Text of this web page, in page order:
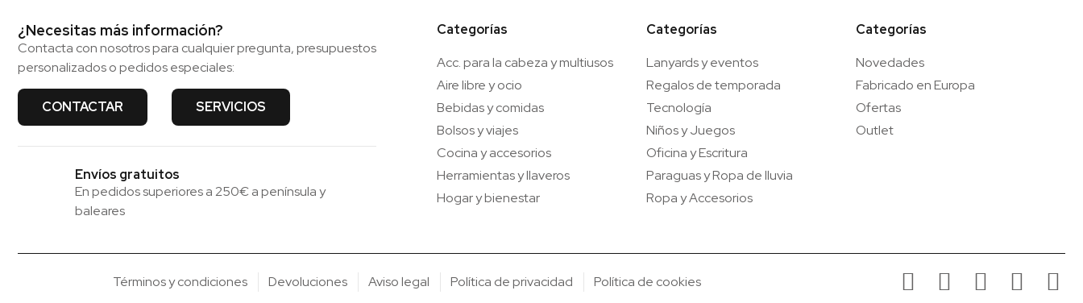
¿Necesitas más información?
Contacta con nosotros para cualquier pregunta, presupuestos
personalizados o pedidos especiales:
CONTACTAR SERVICIOS
Envíos gratuitos
En pedidos superiores a 250€ a península y
baleares
Categorías
Acc. para la cabeza y multiusos
Aire libre y ocio
Bebidas y comidas
Bolsos y viajes
Cocina y accesorios
Herramientas y llaveros
Hogar y bienestar
Categorías
Lanyards y eventos
Regalos de temporada
Tecnología
Niños y Juegos
Oficina y Escritura
Paraguas y Ropa de lluvia
Ropa y Accesorios
Categorías
Novedades
Fabricado en Europa
Ofertas
Outlet
Términos y condiciones Devoluciones Aviso legal Política de privacidad Política de cookies